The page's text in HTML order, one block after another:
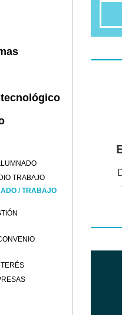
TRABAJO
/ TRABAJO